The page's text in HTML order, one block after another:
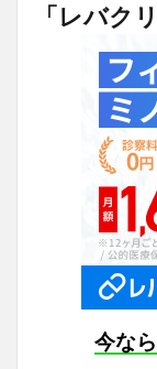
「レバクリ
今な